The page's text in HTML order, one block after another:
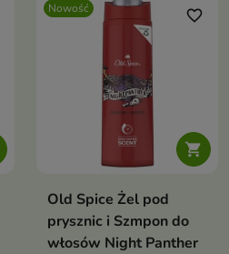
Nowość

favorite_border
Old Spice Żel pod
prysznic i Szmpon do
włosów Night Panther